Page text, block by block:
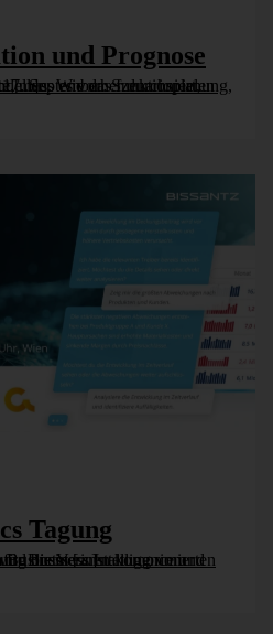
und Prognose
Simulation und KI-gestützte [...]
Tagung
die Veranstaltung vom Controller Institut und dem Business [...]